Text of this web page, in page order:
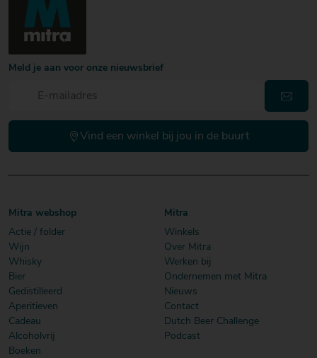
Meld je aan voor onze nieuwsbrief
Vind een winkel bij jou in de buurt
Mitra webshop
Actie / folder
Wijn
Whisky
Bier
Gedistilleerd
Aperitieven
Cadeau
Alcoholvrij
Boeken
Mitra
Winkels
Over Mitra
Werken bij
Ondernemen met Mitra
Nieuws
Contact
Dutch Beer Challenge
Podcast